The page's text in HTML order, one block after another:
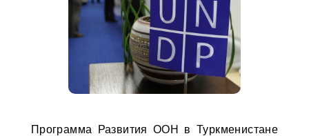
Программа Развития ООН в Туркменистане